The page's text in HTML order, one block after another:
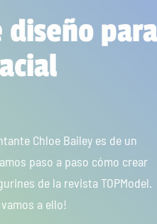
diseño para
Chloe Bailey es de un
paso a paso cómo crear
de la revista TOPModel.
a ello!